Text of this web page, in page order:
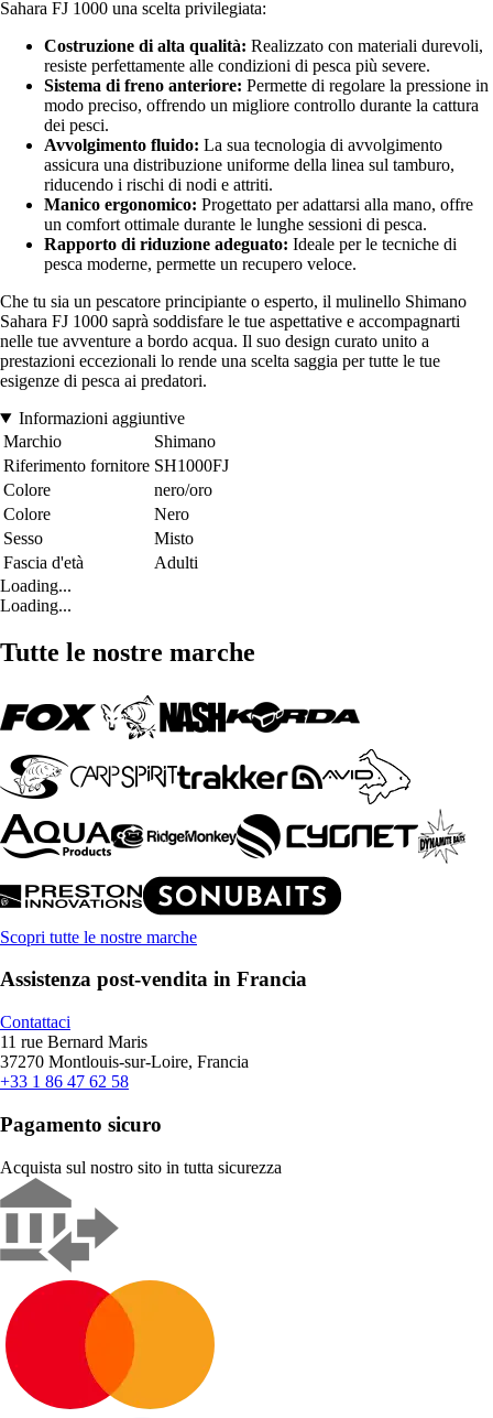
Sahara FJ 1000 una scelta privilegiata:
Costruzione di alta qualità: Realizzato con materiali durevoli,
resiste perfettamente alle condizioni di pesca più severe.
Sistema di freno anteriore: Permette di regolare la pressione in
modo preciso, offrendo un migliore controllo durante la cattura
dei pesci.
Avvolgimento fluido: La sua tecnologia di avvolgimento
assicura una distribuzione uniforme della linea sul tamburo,
riducendo i rischi di nodi e attriti.
Manico ergonomico: Progettato per adattarsi alla mano, offre
un comfort ottimale durante le lunghe sessioni di pesca.
Rapporto di riduzione adeguato: Ideale per le tecniche di
pesca moderne, permette un recupero veloce.
Che tu sia un pescatore principiante o esperto, il mulinello Shimano
Sahara FJ 1000 saprà soddisfare le tue aspettative e accompagnarti
nelle tue avventure a bordo acqua. Il suo design curato unito a
prestazioni eccezionali lo rende una scelta saggia per tutte le tue
esigenze di pesca ai predatori.
Informazioni aggiuntive
Marchio
Shimano
Riferimento fornitore SH1000FJ
Colore
nero/oro
Colore
Nero
Sesso
Misto
Fascia d'età
Adulti
Loading...
Loading...
Tutte le nostre marche
Scopri tutte le nostre marche
Assistenza post-vendita in Francia
Contattaci
11 rue Bernard Maris
37270 Montlouis-sur-Loire, Francia
+33 1 86 47 62 58
Pagamento sicuro
Acquista sul nostro sito in tutta sicurezza